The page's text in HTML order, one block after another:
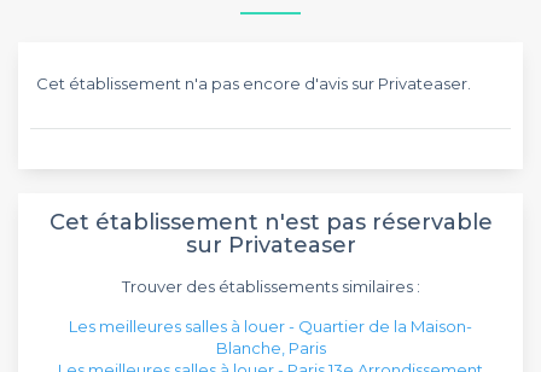
Cet établissement n'a pas encore d'avis sur Privateaser.
Cet établissement n'est pas réservable
sur Privateaser
Trouver des établissements similaires :
Les meilleures salles à louer - Quartier de la Maison-
Blanche, Paris